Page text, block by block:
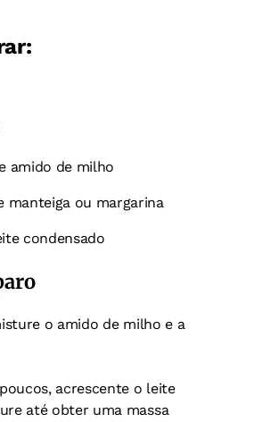
amido de milho
manteiga ou margarina
condensado
o amido de milho e a
acrescente o leite
até obter uma massa